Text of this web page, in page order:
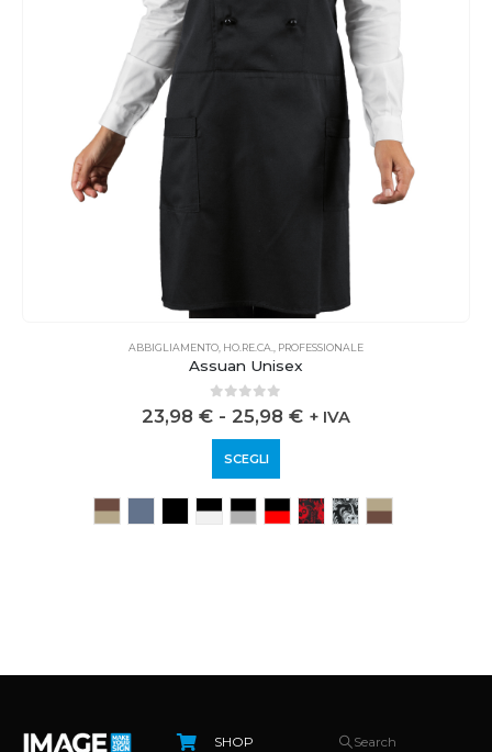
ABBIGLIAMENTO, HO.RE.CA., PROFESSIONALE
Assuan Unisex
0 out of 5
23,98 € - 25,98 € + IVA
SCEGLI
SHOP
Search